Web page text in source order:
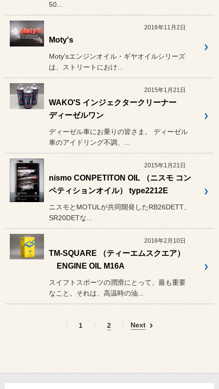
50...
2016年11月2日
Moty's
Moty'sエンジンオイル・ギヤオイルシリーズ
は、ストリートにおけ...
2015年1月21日
WAKO'S インジェクタークリーナー
ディーゼルワン
ディーゼル車にお乗りの皆さま。 ディーゼル
車のアイドリング不調、...
2015年1月21日
nismo CONPETITON OIL （ニスモ コン
ペティションオイル） type2212E
ニスモとMOTULが共同開発したRB26DETT、
SR20DETな...
2016年2月10日
TM-SQUARE （ティーエムスクエア）
ENGINE OIL M16A
スイフトスポーツの潤滑にとって、最も重要
なこと。それは、高温時の油...
1 2 Next